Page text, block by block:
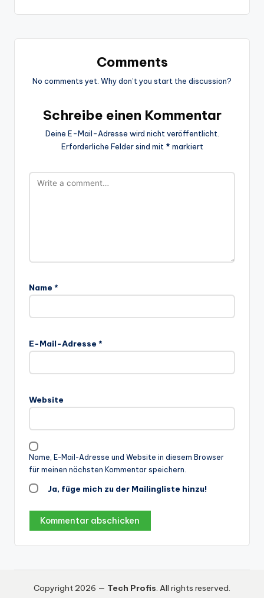
Comments
No comments yet. Why don’t you start the discussion?
Schreibe einen Kommentar
Deine E-Mail-Adresse wird nicht veröffentlicht.
Erforderliche Felder sind mit * markiert
Name *
E-Mail-Adresse *
Website
Name, E-Mail-Adresse und Website in diesem Browser
für meinen nächsten Kommentar speichern.
Ja, füge mich zu der Mailingliste hinzu!
Copyright 2026 — Tech Profis. All rights reserved.